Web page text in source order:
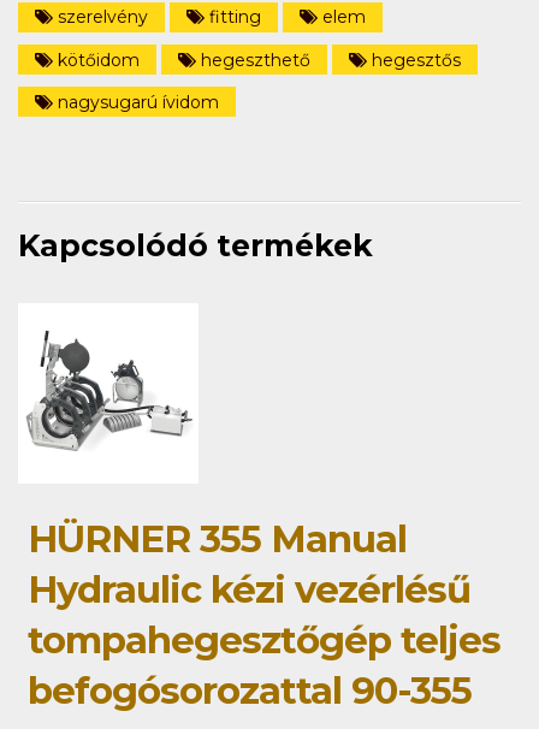
szerelvény
fitting
elem
kötőidom
hegeszthető
hegesztős
nagysugarú ívidom
Kapcsolódó termékek
HÜRNER 355 Manual
Hydraulic kézi vezérlésű
tompahegesztőgép teljes
befogósorozattal 90-355